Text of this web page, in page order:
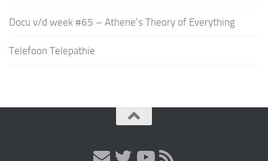
Docu v/d week #65 – Athene’s Theory of Everything
Telefoon Telepathie